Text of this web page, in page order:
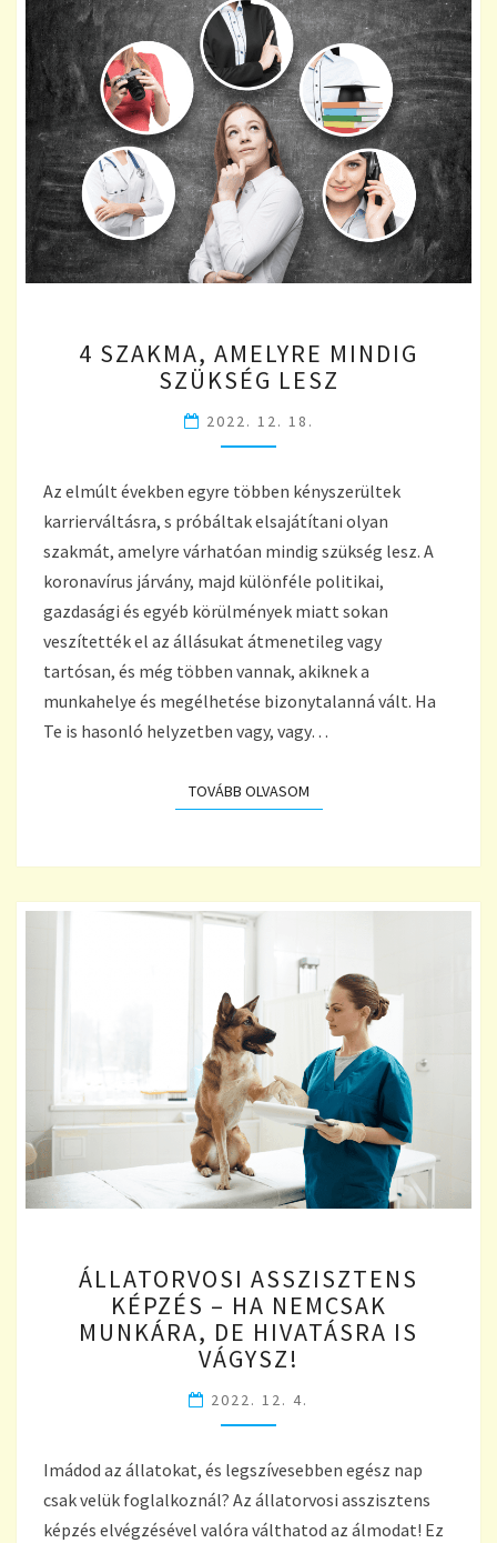
SZAKMA,
AMELYRE
SZÜKSÉG
LESZ
4 SZAKMA, AMELYRE MINDIG
SZÜKSÉG LESZ
2022. 12. 18.
Az elmúlt években egyre többen kényszerültek
karrierváltásra, s próbáltak elsajátítani olyan
szakmát, amelyre várhatóan mindig szükség lesz. A
koronavírus járvány, majd különféle politikai,
gazdasági és egyéb körülmények miatt sokan
veszítették el az állásukat átmenetileg vagy
tartósan, és még többen vannak, akiknek a
munkahelye és megélhetése bizonytalanná vált. Ha
Te is hasonló helyzetben vagy, vagy…
TOVÁBB OLVASOMTOVÁBB OLVASOM
ASSZISZTENS
KÉPZÉS
–
HA
MUNKÁRA,
DE
IS
VÁGYSZ!
ÁLLATORVOSI ASSZISZTENS
KÉPZÉS – HA NEMCSAK
MUNKÁRA, DE HIVATÁSRA IS
VÁGYSZ!
2022. 12. 4.
Imádod az állatokat, és legszívesebben egész nap
csak velük foglalkoznál? Az állatorvosi asszisztens
képzés elvégzésével valóra válthatod az álmodat! Ez